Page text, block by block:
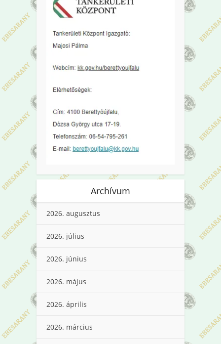
Archívum
2026. augusztus
2026. július
2026. június
2026. május
2026. április
2026. március